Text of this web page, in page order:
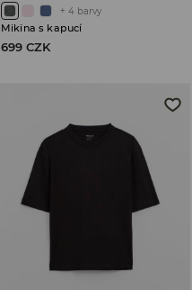
+ 4 barvy
Mikina s kapucí
699 CZK